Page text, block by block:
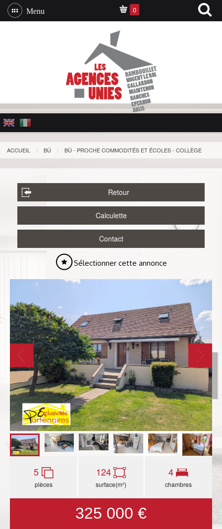
Menu 0
ACCUEIL BÛ BÛ - PROCHE COMMODITÉS ET ÉCOLES - COLLÈGE
Retour
Calculette
Contact
Sélectionner cette annonce
5
pièces
124
surface(m²)
4
chambres
325 000 €